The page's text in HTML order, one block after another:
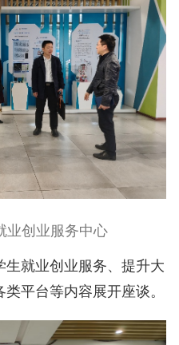
业创业服务中心
就业创业服务、提升大
平台等内容展开座谈。